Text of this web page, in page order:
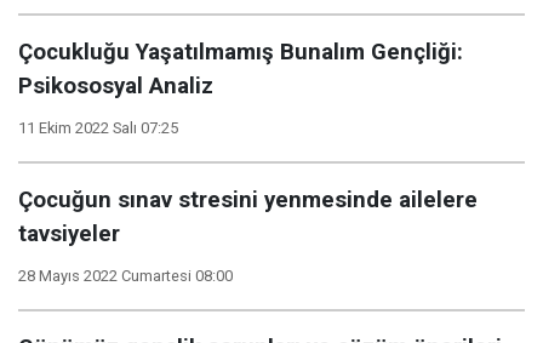
Çocukluğu Yaşatılmamış Bunalım Gençliği:
Psikososyal Analiz
11 Ekim 2022 Salı 07:25
Çocuğun sınav stresini yenmesinde ailelere
tavsiyeler
28 Mayıs 2022 Cumartesi 08:00